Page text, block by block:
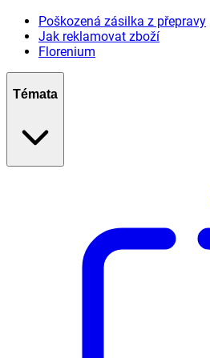
Poškozená zásilka z přepravy
Jak reklamovat zboží
Florenium
Témata